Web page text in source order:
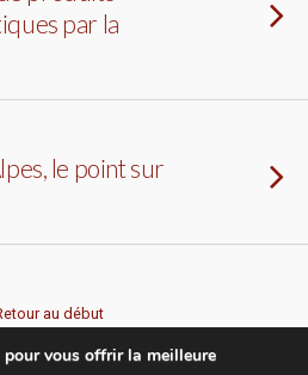
par la
le point sur
au début
vous offrir la meilleure